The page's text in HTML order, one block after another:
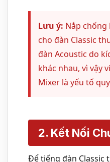
Lưu ý: Nắp chống
cho đàn Classic
đàn Acoustic do
khác nhau, vì vậy
Mixer là yếu tố
2. Kết Nối
Để tiếng đàn Classic